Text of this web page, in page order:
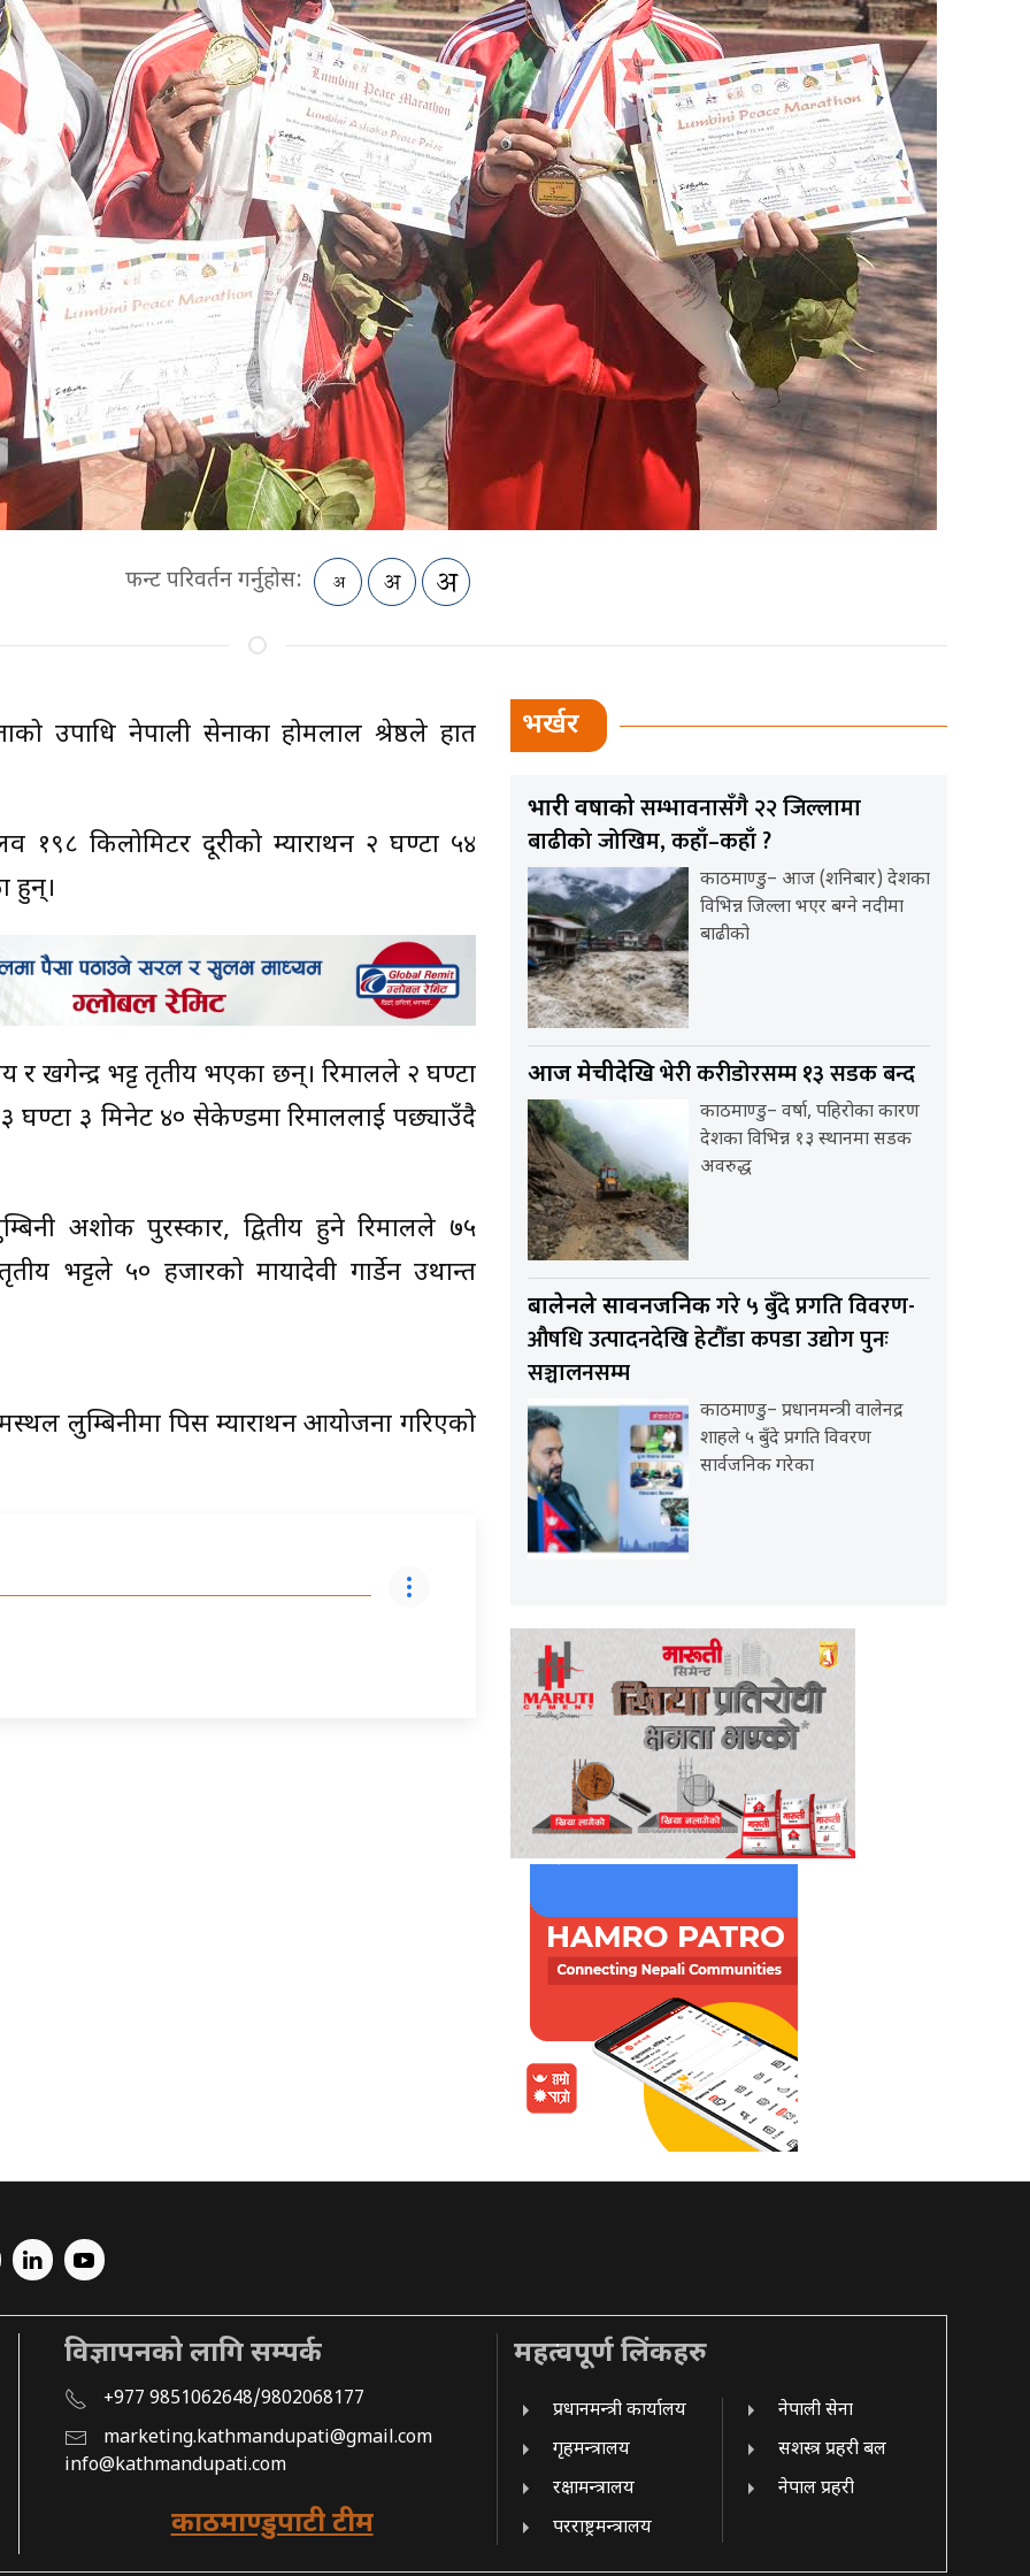
फन्ट परिवर्तन गर्नुहोस:
उपाधि नेपाली सेनाका होमलाल श्रेष्ठले हात
१९८ किलोमिटर दूरीेको म्याराथन २ घण्टा ५४
हुन्।
र खगेन्द्र भट्ट तृतीय भएका छन्। रिमालले २ घण्टा
घण्टा ३ मिनेट ४० सेकेण्डमा रिमाललाई पछ्याउँदै
अशोक पुरस्कार, द्वितीय हुने रिमालले ७५
भट्टले ५० हजारको मायादेवी गार्डेन उथान्त
लुम्बिनीमा पिस म्याराथन आयोजना गरिएको
भर्खर
भारी वर्षाकोसम्भावनासँगै २२ जिल्लामा
बाढीको जोखिम, कहाँ–कहाँ ?
काठमाण्डु– आज (शनिबार) देशका
विभिन्न जिल्ला भएर बग्ने नदीमा
बाढीको
आज मेचीदेखिभेरी करीडोरसम्म १३ सडक बन्द
काठमाण्डु– वर्षा, पहिरोका कारण
देशका विभिन्न १३ स्थानमा सडक
अवरुद्ध
बालेनले सार्वनजनिकगरे ५ बुँदे प्रगति विवरण-
औषधि उत्पादनदेखि हेटौँडा कपडा उद्योग पुनः
सञ्चालनसम्म
काठमाण्डु– प्रधानमन्त्री वालेनद्र
शाहले ५ बुँदे प्रगति विवरण
सार्वजनिक गरेका
विज्ञापनको लागि सम्पर्क
+977 9851062648/9802068177
marketing.kathmandupati@gmail.com
info@kathmandupati.com
काठमाण्डुपाटी टीम
महत्वपूर्ण लिंकहरु
प्रधानमन्त्री कार्यालय
गृहमन्त्रालय
रक्षामन्त्रालय
परराष्ट्रमन्त्रालय
नेपाली सेना
सशस्त्र प्रहरी बल
नेपाल प्रहरी